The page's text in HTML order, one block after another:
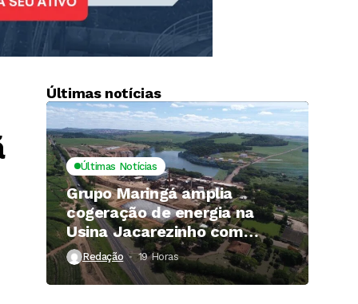
Últimas notícias
Últimas Notícias
Grupo Maringá amplia
cogeração de energia na
Usina Jacarezinho com
investimento de R$ 120
milhões
Redação 19 Horas ⁮